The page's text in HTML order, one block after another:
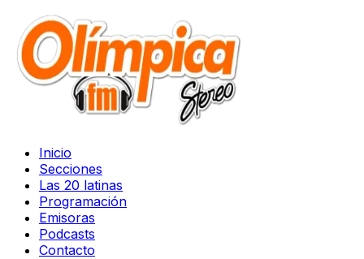
Inicio
Secciones
Las 20 latinas
Programación
Emisoras
Podcasts
Contacto